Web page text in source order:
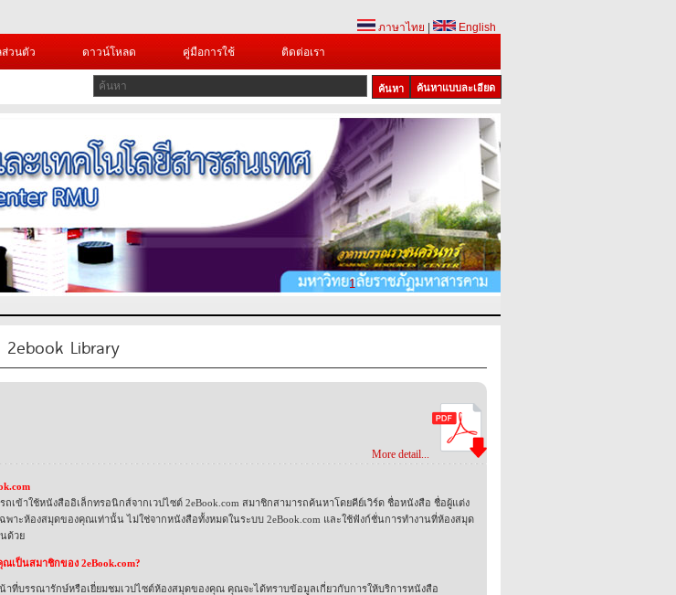
ภาษาไทย
English
วนตัว ดาวน์โหลด คู่มือการใช้ ติดต่อเรา
ค้นหาแบบละเอียด
1
2ebook Library
More detail...
ถเข้าใช้หนังสืออิเล็กทรอนิกส์จากเวปไซต์ 2eBook.com สมาชิกสามารถค้นหาโดยคีย์เวิร์ด ชื่อหนังสือ ชื่อผู้แต่ง
พาะห้องสมุดของคุณเท่านั้น ไม่ใช่จากหนังสือทั้งหมดในระบบ 2eBook.com และใช้ฟังก์ชั่นการทำงานที่ห้องสมุด
ด้วย
ณเป็นสมาชิกของ 2eBook.com?
าที่บรรณารักษ์หรือเยี่ยมชมเวปไซต์ห้องสมุดของคุณ คุณจะได้ทราบข้อมูลเกี่ยวกับการให้บริการหนังสือ